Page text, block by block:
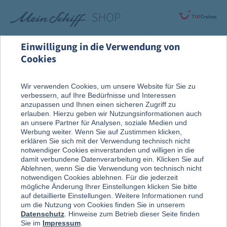
Alle Produkte
Einwilligung in die Verwendung von
Cookies
Wir verwenden Cookies, um unsere Website für Sie zu
verbessern, auf Ihre Bedürfnisse und Interessen
anzupassen und Ihnen einen sicheren Zugriff zu
erlauben. Hierzu geben wir Nutzungsinformationen auch
an unsere Partner für Analysen, soziale Medien und
Werbung weiter. Wenn Sie auf Zustimmen klicken,
erklären Sie sich mit der Verwendung technisch nicht
notwendiger Cookies einverstanden und willigen in die
damit verbundene Datenverarbeitung ein. Klicken Sie auf
Ablehnen, wenn Sie die Verwendung von technisch nicht
notwendigen Cookies ablehnen. Für die jederzeit
mögliche Änderung Ihrer Einstellungen klicken Sie bitte
auf detaillierte Einstellungen. Weitere Informationen rund
um die Nutzung von Cookies finden Sie in unserem
Datenschutz . Hinweise zum Betrieb dieser Seite finden
Sie im Impressum